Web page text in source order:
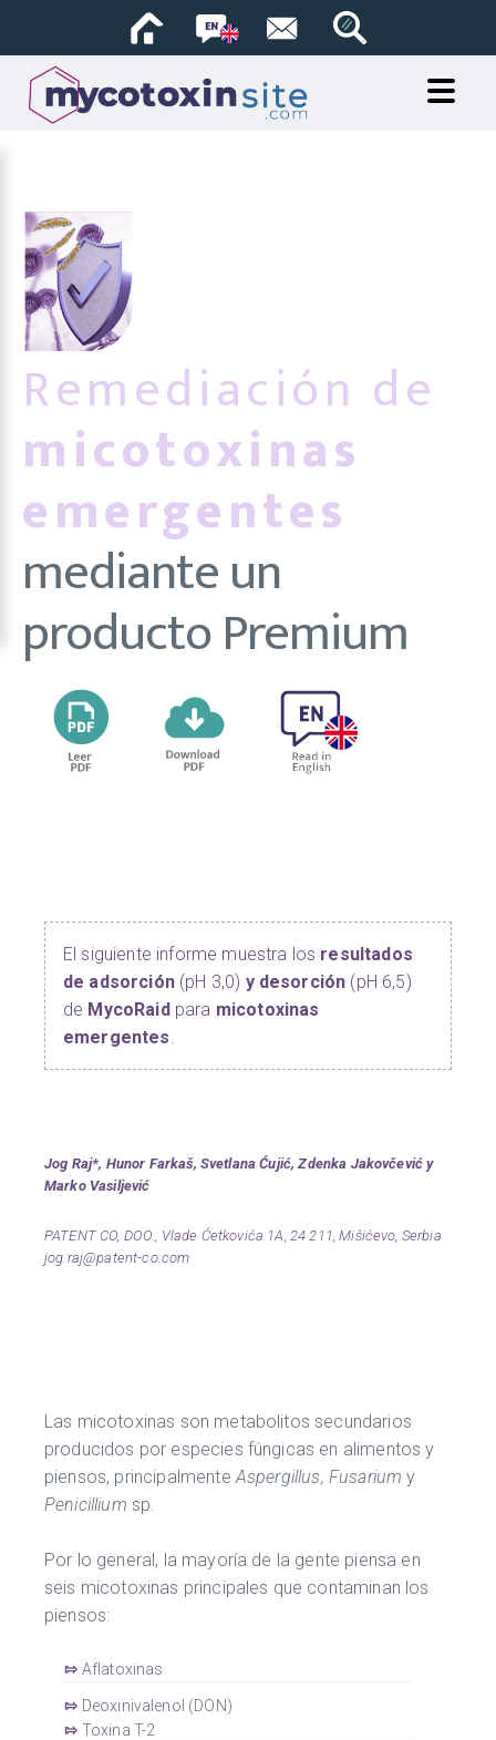
Remediación de
micotoxinas
emergentes
mediante un
producto Premium
El siguiente informe muestra los resultados
de adsorción(pH 3,0) y desorción (pH 6,5)
de MycoRaidpara micotoxinas
emergentes
Jog Raj*, Hunor Farkaš, Svetlana Ćujić, Zdenka Jakovčević y
Marko Vasiljević
PATENT CO, DOO., Vlade Ćetkovića 1A, 24 211, Mišićevo, Serbia
jog.raj@patent-co.com
Las micotoxinas son metabolitos secundarios
producidos por especies fúngicas en alimentos y
piensos, principalmente Aspergillus, Fusarium y
Penicillium sp.
Por lo general, la mayoría de la gente piensa en
seis micotoxinas principales que contaminan los
piensos:
⇰ Aflatoxinas
⇰ Deoxinivalenol (DON)
⇰ Toxina T-2